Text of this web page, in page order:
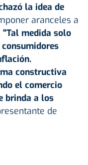
la idea de
aranceles a
"Tal medida solo
constructiva
el comercio
brinda a los
de